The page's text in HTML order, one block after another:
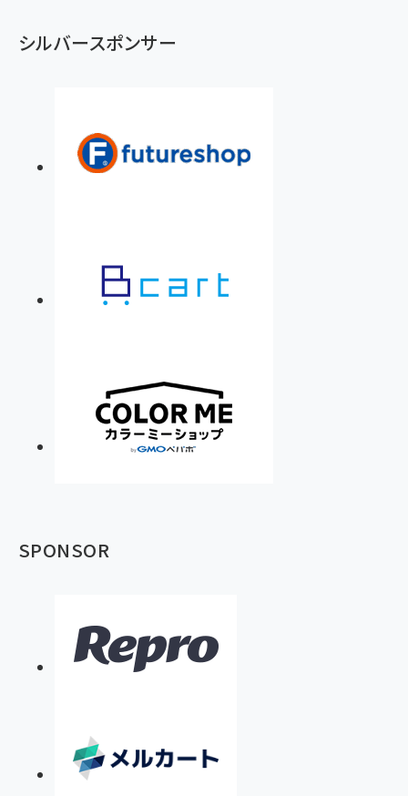
シルバースポンサー
SPONSOR